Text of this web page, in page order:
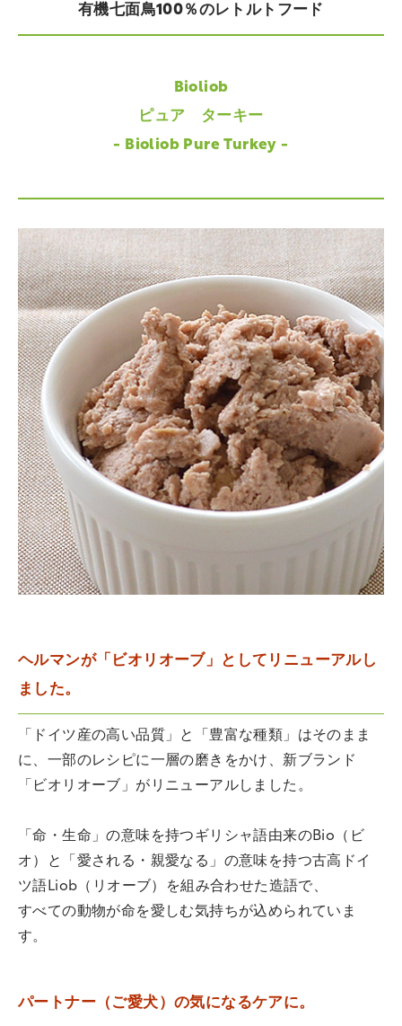
有機七面鳥100％のレトルトフード
Bioliob
ピュア ターキー
- Bioliob Pure Turkey -
ヘルマンが「ビオリオーブ」としてリニューアルし
ました。
「ドイツ産の高い品質」と「豊富な種類」はそのまま
に、一部のレシピに一層の磨きをかけ、新ブランド
「ビオリオーブ」がリニューアルしました。
「命・生命」の意味を持つギリシャ語由来のBio（ビ
オ）と「愛される・親愛なる」の意味を持つ古高ドイ
ツ語Liob（リオーブ）を組み合わせた造語で、
すべての動物が命を愛しむ気持ちが込められていま
す。
パートナー（ご愛犬）の気になるケアに。